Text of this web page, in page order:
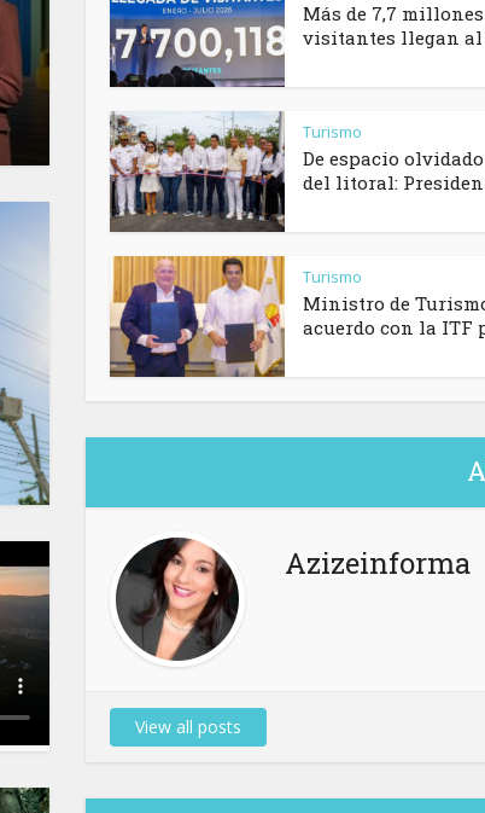
Más de 7,7
visitantes llegan al
Turismo
De espacio
del litoral:
Turismo
Ministro de
acuerdo con la ITF
Azizeinforma
View all posts